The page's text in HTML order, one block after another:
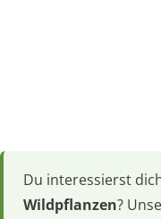
Du interessierst
Wildpflanzen?